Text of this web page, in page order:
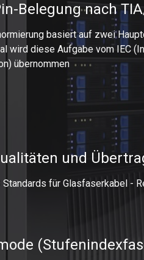
Belegung nach
basiert auf zwei
wird diese Aufgabe vom IEC
übernommen
und
Standards für Glasfaserkabel -